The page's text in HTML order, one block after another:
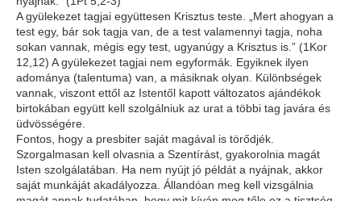
A gyülekezet tagjai együttesen Krisztus teste.
„Mert ahogyan a
test egy, bár sok tagja van, de a test valamennyi tagja, noha
sokan vannak, mégis egy test, ugyanúgy a Krisztus is.” (1Kor
12,12) A gyülekezet tagjai nem egyformák. Egyiknek ilyen
adománya (talentuma) van, a másiknak olyan. Különbségek
vannak, viszont ettől az Istentől kapott változatos ajándékok
birtokában együtt kell szolgálniuk az urat a többi tag javára és
üdvösségére.
Fontos, hogy a presbiter saját magával is törődjék.
Szorgalmasan kell olvasnia a Szentírást, gyakorolnia magát
Isten szolgálatában. Ha nem nyújt jó példát a nyájnak, akkor
saját munkáját akadályozza. Állandóan meg kell vizsgálnia